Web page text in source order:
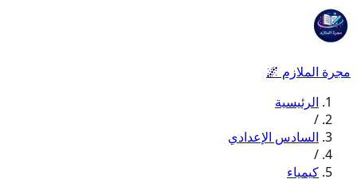
مجرة الملازم 🌌
الرئيسية
/
السادس الإعدادي
/
كيمياء